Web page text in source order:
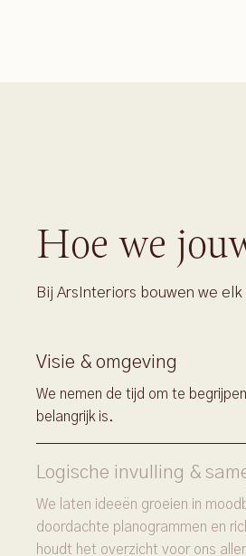
Hoe we
Bij ArsInteriors bouwen we
Visie & omgeving
We nemen de tijd om te
belangrijk is.
Logische invulling &
We laten ideeën groeien in
doordachte planogrammen en
houdt het overzicht voor ons